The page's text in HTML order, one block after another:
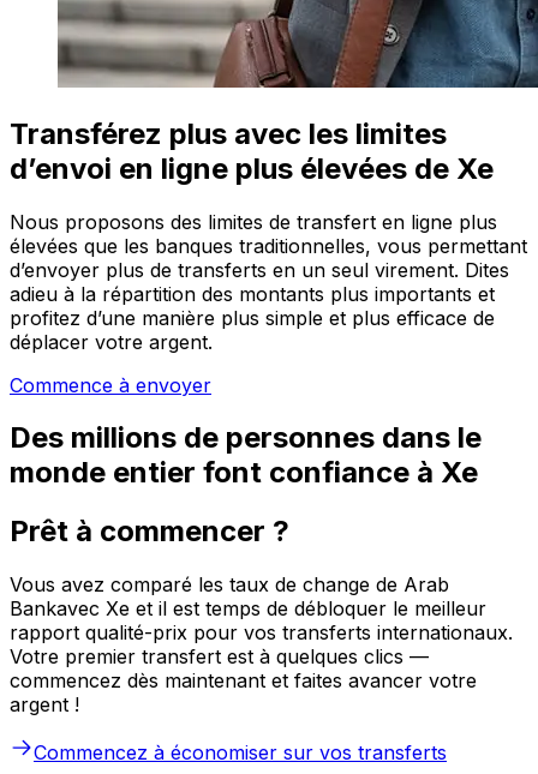
Transférez plus avec les limites
d’envoi en ligne plus élevées de Xe
Nous proposons des limites de transfert en ligne plus
élevées que les banques traditionnelles, vous permettant
d’envoyer plus de transferts en un seul virement. Dites
adieu à la répartition des montants plus importants et
profitez d’une manière plus simple et plus efficace de
déplacer votre argent.
Commence à envoyer
Des millions de personnes dans le
monde entier font confiance à Xe
Prêt à commencer ?
Vous avez comparé les taux de change de Arab
Bankavec Xe et il est temps de débloquer le meilleur
rapport qualité-prix pour vos transferts internationaux.
Votre premier transfert est à quelques clics —
commencez dès maintenant et faites avancer votre
argent !
Commencez à économiser sur vos transferts